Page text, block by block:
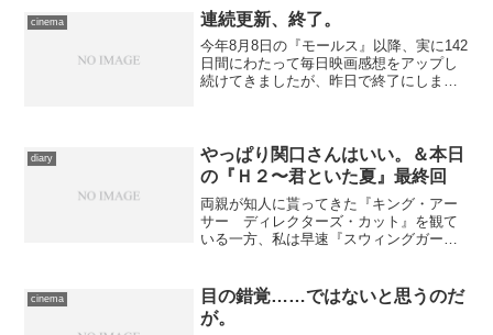
cinema 連続更新、終了。
今年8月8日の『モールス』以降、実に142
日間にわたって毎日映画感想をアップし
続けてきましたが、昨日で終了にしま
ちょうど年末ですし、...
diary
やっぱり関口さんはいい。＆本日
の『Ｈ２〜君といた夏』最終回
両親が知人に貰ってきた『キング・アー
サー ディレクターズ・カット』を観て
いる一方、私は早速『スウィングガール
けれど、音楽の楽しさと熱気が充満して
いて、女の子が気取りなし...
cinema
目の錯覚……ではないと思うのだ
が。